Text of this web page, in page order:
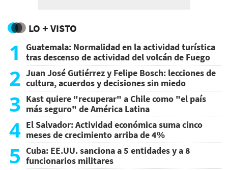
LO + VISTO
1
Guatemala: Normalidad en la actividad turística
tras descenso de actividad del volcán de Fuego
2 Juan José Gutiérrez y Felipe Bosch: lecciones de
cultura, acuerdos y decisiones sin miedo
3 Kast quiere "recuperar" a Chile como "el país
más seguro" de América Latina
4 El Salvador: Actividad económica suma cinco
meses de crecimiento arriba de 4%
5 Cuba: EE.UU. sanciona a 5 entidades y a 8
funcionarios militares